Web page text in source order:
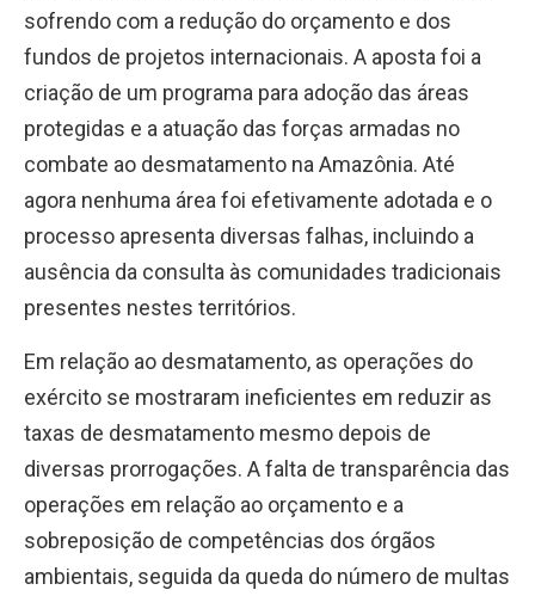
sofrendo com a redução do orçamento e dos
fundos de projetos internacionais. A aposta foi a
criação de um programa para adoção das áreas
protegidas e a atuação das forças armadas no
combate ao desmatamento na Amazônia. Até
agora nenhuma área foi efetivamente adotada e o
processo apresenta diversas falhas, incluindo a
ausência da consulta às comunidades tradicionais
presentes nestes territórios.
Em relação ao desmatamento, as operações do
exército se mostraram ineficientes em reduzir as
taxas de desmatamento mesmo depois de
diversas prorrogações. A falta de transparência das
operações em relação ao orçamento e a
sobreposição de competências dos órgãos
ambientais, seguida da queda do número de multas